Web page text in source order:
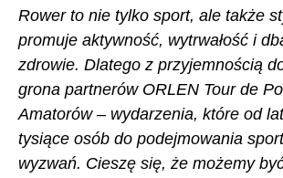
Rower to nie tylko sport, ale także
promuje aktywność, wytrwałość i
zdrowie. Dlatego z przyjemnością
grona partnerów ORLEN Tour de
Amatorów – wydarzenia, które od
tysiące osób do podejmowania
wyzwań. Cieszę się, że możemy